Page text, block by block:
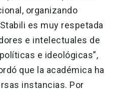
organizando
es muy respetada
e intelectuales de
e ideológicas”,
que la académica ha
instancias. Por